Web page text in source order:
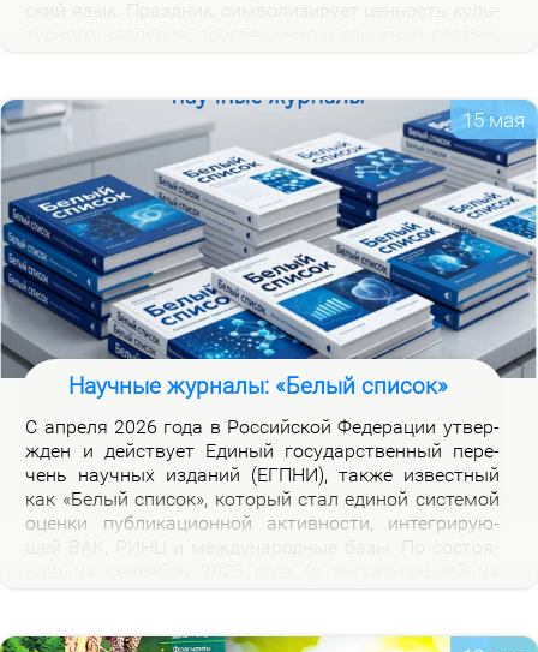
ской на­род­но­сти.
15 мая
Научные журналы: «Белый список»
С ап­ре­ля 2026 го­да в Рос­сий­ской Фе­де­ра­ции утвер­
жден и дей­ству­ет Еди­ный го­судар­ствен­ный пе­ре­
чень на­уч­ных из­да­ний (ЕГПНИ), так­же из­вест­ный
как «Бе­лый спи­сок», ко­то­рый стал еди­ной си­сте­мой
оцен­ки пуб­ли­ка­ци­он­ной ак­тив­но­сти, ин­те­гри­ру­ю­